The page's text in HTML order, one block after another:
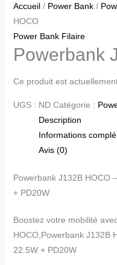
Accueil/ Power Bank/
HOCO
Power Bank Filaire
Powerbank
Ce produit est
UGS : ND Catégorie :
Description
Informations
Avis (0)
Powerbank J132B HOCO
+ PD20W
Boostez votre mobilité
HOCO,Powerbank J132B
22.5W + PD20W